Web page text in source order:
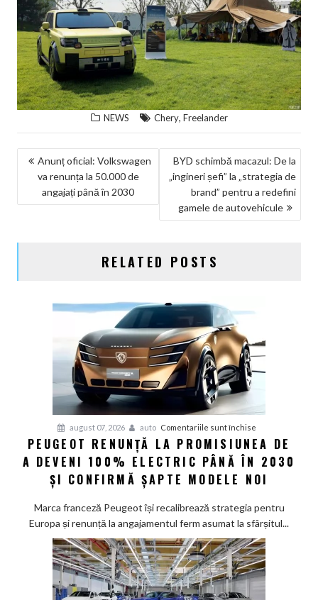
NEWS Chery, Freelander
NAVIGARE
ARTICOLE
Anunț oficial: Volkswagen
va renunța la 50.000 de
angajați până în 2030
BYD schimbă macazul: De la
„ingineri șefi” la „strategia de
brand” pentru a redefini
gamele de autovehicule
RELATED POSTS
august 07, 2026 auto Comentariile sunt închise
Peugeot
renunță
la
de
a
100%
electric
până
PEUGEOT RENUNȚĂ LA PROMISIUNEA DE
A DEVENI 100% ELECTRIC PÂNĂ ÎN 2030
ȘI CONFIRMĂ ȘAPTE MODELE NOI
Marca franceză Peugeot își recalibrează strategia pentru
Europa și renunță la angajamentul ferm asumat la sfârșitul...